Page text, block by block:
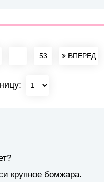
... 53 ВПЕРЕД
крупное бомжара.